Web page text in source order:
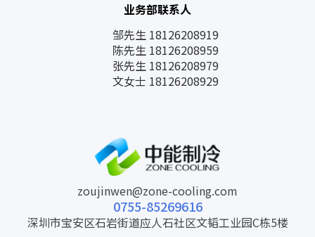
业务部联系人
邹先生 18126208919
陈先生 18126208959
张先生 18126208979
文女士 18126208929
zoujinwen@zone-cooling.com
0755-85269616
深圳市宝安区石岩街道应人石社区文韬工业园C栋5楼